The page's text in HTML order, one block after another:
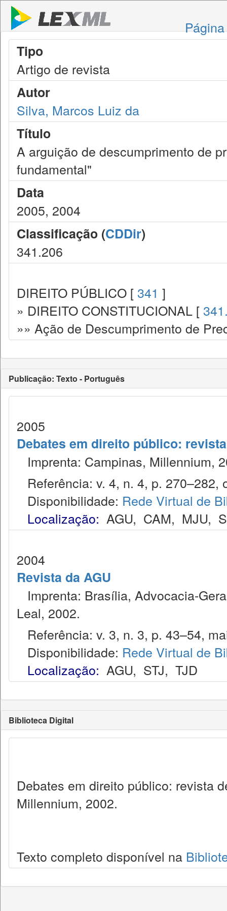
Tipo
Artigo de revista
Autor
Silva, Marcos Luiz da
Título
A arguição de descumprimento de
fundamental"
Data
2005, 2004
Classificação (CDDir)
341.206
DIREITO PÚBLICO [ 341 ]
» DIREITO CONSTITUCIONAL [
»» Ação de Descumprimento de
Publicação: Texto - Português
2005
Debates em direito público:
Imprenta: Campinas, Millennium,
Referência: v. 4, n. 4, p. 270–282,
Disponibilidade: Rede Virtual de
Localização: AGU, CAM, MJU,
2004
Revista da AGU
Imprenta: Brasília, Advocacia-
Leal, 2002.
Referência: v. 3, n. 3, p. 43–54,
Disponibilidade: Rede Virtual de
Localização: AGU, STJ, TJD
Biblioteca Digital
Debates em direito público: revista
Millennium, 2002.
Texto completo disponível na